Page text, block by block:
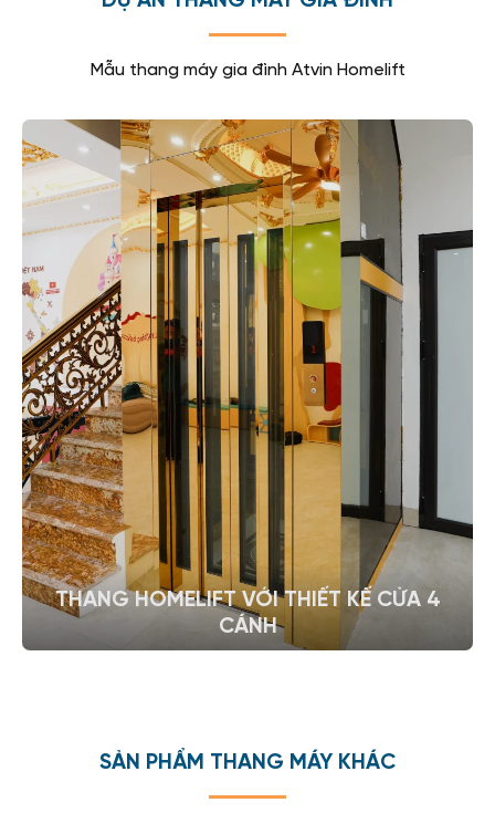
Mẫu thang máy gia đình Atvin Homelift
THANG HOMELIFT VỚI THIẾT KẾ CỬA 4
CÁNH
SẢN PHẨM THANG MÁY KHÁC